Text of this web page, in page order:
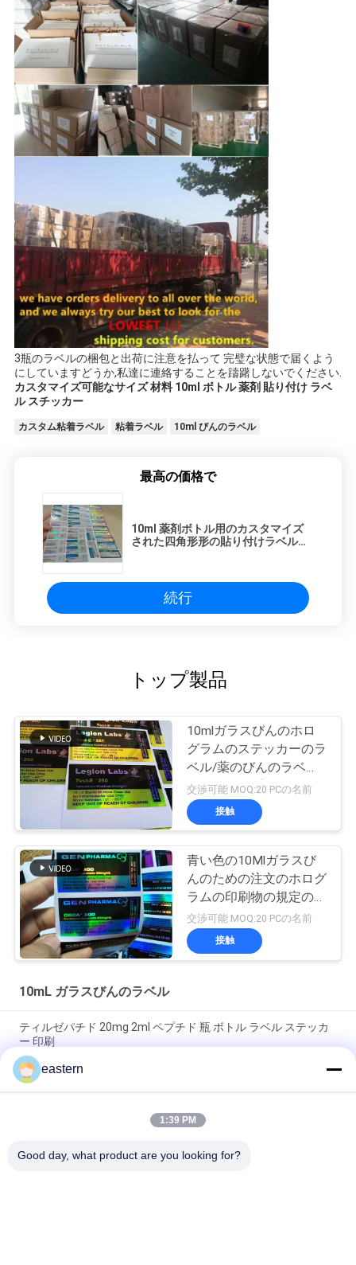
3瓶のラベルの梱包と出荷に注意を払って 完璧な状態で届くよう
にしていますどうか,私達に連絡することを躊躇しないでください.
カスタマイズ可能なサイズ 材料 10ml ボトル 薬剤 貼り付け ラベ
ル スチッカー
カスタム粘着ラベル 粘着ラベル 10ml びんのラベル
最高の価格で
10ml 薬剤ボトル用のカスタマイズ
された四角形形の貼り付けラベルス
続行
トップ製品
10mlガラスびんのホロ
グラムのステッカーのラ
ベル/薬のびんのラベル
のレーザープリンターに
よる印刷
交渉可能 MOQ:20 PCの名前
接触
青い色の10Mlガラスび
んのための注文のホログ
ラムの印刷物の規定のび
んのラベル
交渉可能 MOQ:20 PCの名前
接触
10mL ガラスびんのラベル
ティルゼパチド 20mg 2ml ペプチド 瓶 ボトル ラベル ステッカ
ー 印刷
GHRP6 5MG 2 mL ボトルラベル ステッカー印刷 ペプチドパウダ
ーラベル用
GHRP6 5MG 2 mL ボトルラベル ステッカー印刷 ペプチドパウダ
eastern
1:39 PM
Good day, what product are you looking for?